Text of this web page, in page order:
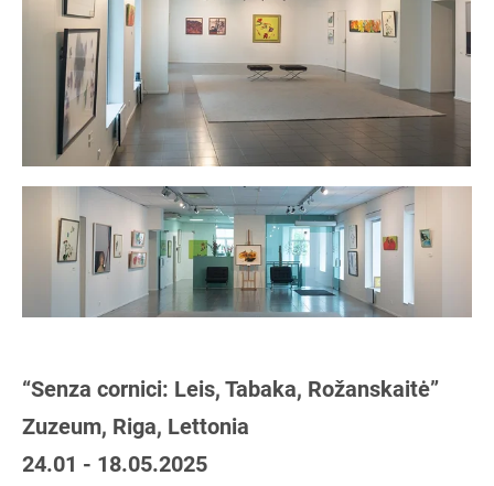
“Senza cornici: Leis, Tabaka, Rožanskaitė”
Zuzeum, Riga, Lettonia
24.01 - 18.05.2025